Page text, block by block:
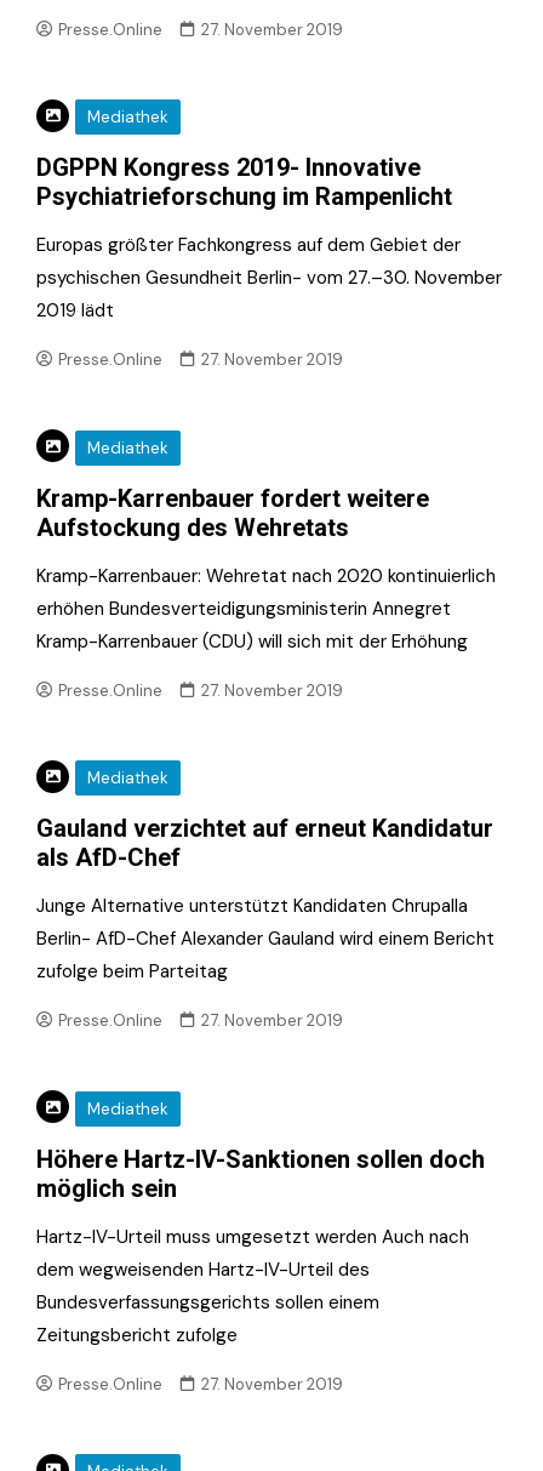
Presse.Online 27. November 2019
Mediathek
DGPPN Kongress 2019- Innovative
Psychiatrieforschung im Rampenlicht
Europas größter Fachkongress auf dem Gebiet der
psychischen Gesundheit Berlin- vom 27.–30. November
2019 lädt
Presse.Online 27. November 2019
Mediathek
Kramp-Karrenbauer fordert weitere
Aufstockung des Wehretats
Kramp-Karrenbauer: Wehretat nach 2020 kontinuierlich
erhöhen Bundesverteidigungsministerin Annegret
Kramp-Karrenbauer (CDU) will sich mit der Erhöhung
Presse.Online 27. November 2019
Mediathek
Gauland verzichtet auf erneut Kandidatur
als AfD-Chef
Junge Alternative unterstützt Kandidaten Chrupalla
Berlin- AfD-Chef Alexander Gauland wird einem Bericht
zufolge beim Parteitag
Presse.Online 27. November 2019
Mediathek
Höhere Hartz-IV-Sanktionen sollen doch
möglich sein
Hartz-IV-Urteil muss umgesetzt werden Auch nach
dem wegweisenden Hartz-IV-Urteil des
Bundesverfassungsgerichts sollen einem
Zeitungsbericht zufolge
Presse.Online 27. November 2019